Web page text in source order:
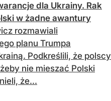
dla Ukrainy. Rak
w żadne awantury
rozmawiali
planu Trumpa
Podkreślili, że polscy
nie mieszać Polski
że...